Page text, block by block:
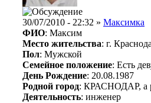
30/07/2010 - 22:32 » Максимка
ФИО: Максим
Место жительства: г.
Пол: Мужской
Семейное положение: Есть
День Рождение: 20.08.1987
Родной город: КРАСНОДАР, а
Деятельность: инженер